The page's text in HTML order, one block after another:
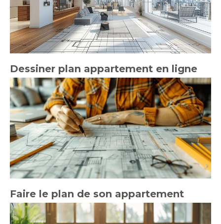
Dessiner plan appartement en ligne
Faire le plan de son appartement